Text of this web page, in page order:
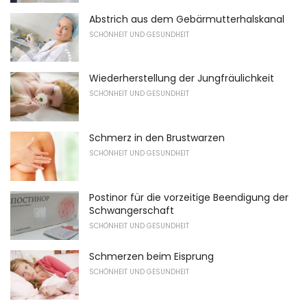
Abstrich aus dem Gebärmutterhalskanal
SCHÖNHEIT UND GESUNDHEIT
Wiederherstellung der Jungfräulichkeit
SCHÖNHEIT UND GESUNDHEIT
Schmerz in den Brustwarzen
SCHÖNHEIT UND GESUNDHEIT
Postinor für die vorzeitige Beendigung der
Schwangerschaft
SCHÖNHEIT UND GESUNDHEIT
Schmerzen beim Eisprung
SCHÖNHEIT UND GESUNDHEIT